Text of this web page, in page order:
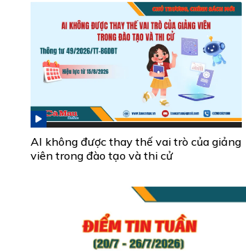
AI không được thay thế vai trò của giảng
viên trong đào tạo và thi cử